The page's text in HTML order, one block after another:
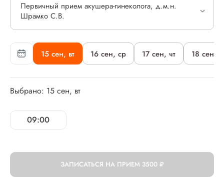
15 сен, вт 16 сен, ср 17 сен, чт 18 сен,
Выбрано: 15 сен, вт
09:00
Первичный прием акушера-гинеколога, д.м.н.
Шрамко С.В.
ЗАПИСАТЬСЯ НА ПРИЕМ 3500 ₽